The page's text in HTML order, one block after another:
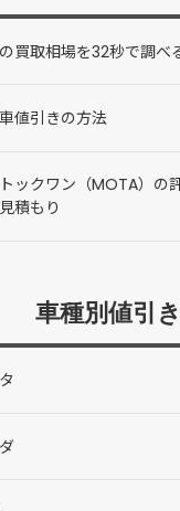
買取相場を32秒で調べ
値引きの方法
ックワン（MOTA）の
積もり
車種別値引